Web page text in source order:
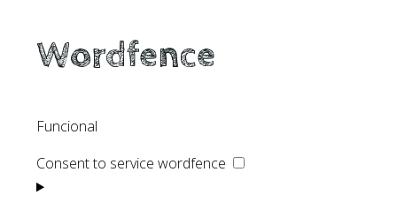
Wordfence
Funcional
Consent to service wordfence